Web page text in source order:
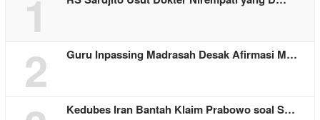
1
2 Guru Inpassing Madrasah Desak Afirmasi M…
Kedubes Iran Bantah Klaim Prabowo soal S…